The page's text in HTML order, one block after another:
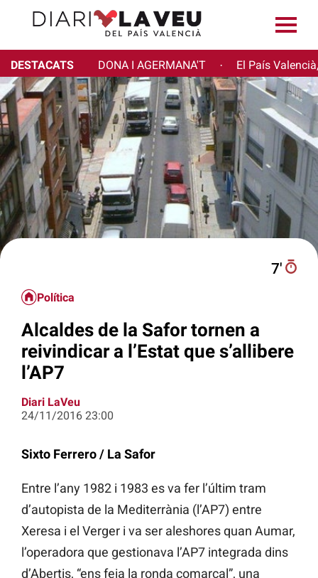
DESTACATS DONA I AGERMANA'T · El País
7′
Política
Alcaldes de la Safor tornen a
reivindicar a l’Estat que s’allibere
l’AP7
Diari LaVeu
24/11/2016 23:00
Sixto Ferrero / La Safor
Entre l’any 1982 i 1983 es va fer l’últim tram
d’autopista de la Mediterrània (l’AP7) entre
Xeresa i el Verger i va ser aleshores quan Aumar,
l’operadora que gestionava l’AP7 integrada dins
d’Abertis, “ens feia la ronda comarcal”, una